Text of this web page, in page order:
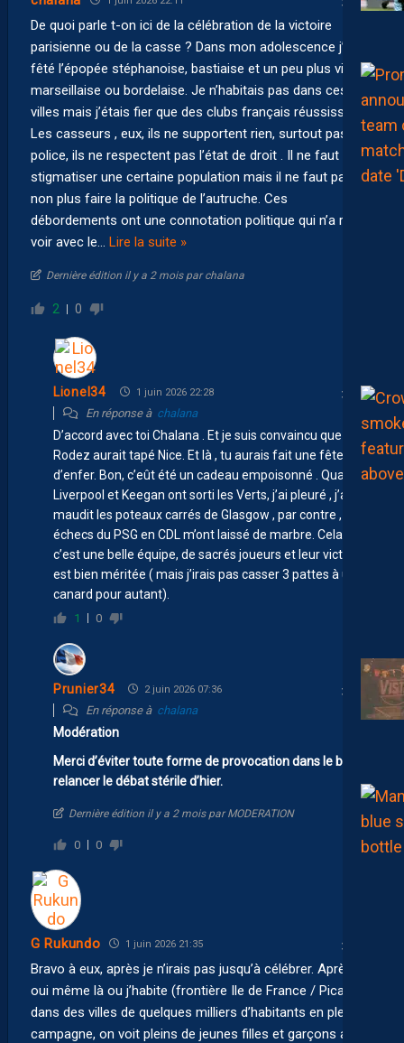
De quoi parle t-on ici de la célébration de la victoire
parisienne ou de la casse ? Dans mon adolescence j’ai
fêté l’épopée stéphanoise, bastiaise et un peu plus vieux
marseillaise ou bordelaise. Je n’habitais pas dans ces
villes mais j’étais fier que des clubs français réussissent.
Les casseurs , eux, ils ne supportent rien, surtout pas la
police, ils ne respectent pas l’état de droit . Il ne faut pas
stigmatiser une certaine population mais il ne faut pas
non plus faire la politique de l’autruche. Ces
débordements ont une connotation politique qui n’a rien à
voir avec le
Lire la suite »
Dernière édition il y a 2 mois par chalana
2 0
Lionel34 1 juin 2026 22:28
En réponse à chalana
D’accord avec toi Chalana . Et je suis convaincu que
Rodez aurait tapé Nice. Et là , tu aurais fait une fête
d’enfer. Bon, c’eût été un cadeau empoisonné . Quand
Liverpool et Keegan ont sorti les Verts, j’ai pleuré , j’ai
maudit les poteaux carrés de Glasgow , par contre , les
échecs du PSG en CDL m’ont laissé de marbre. Cela dit,
c’est une belle équipe, de sacrés joueurs et leur victoire
est bien méritée ( mais j’irais pas casser 3 pattes à un
canard pour autant).
1 0
Prunier34 2 juin 2026 07:36
En réponse à chalana
Modération
Merci d’éviter toute forme de provocation dans le but de
relancer le débat stérile d’hier.
Dernière édition il y a 2 mois par MODERATION
0 0
G Rukundo 1 juin 2026 21:35
Bravo à eux, après je n’irais pas jusqu’à célébrer. Après
oui même là ou j’habite (frontière Ile de France / Picardie),
dans des villes de quelques milliers d’habitants en pleine
campagne, on voit pleins de jeunes filles et garçons avec